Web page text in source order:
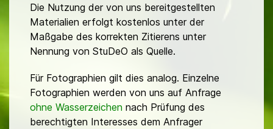
Die Nutzung der von uns bereitgestellten
Materialien erfolgt kostenlos unter der
Maßgabe des korrekten Zitierens unter
Nennung von StuDeO als Quelle.
Für Fotographien gilt dies analog. Einzelne
Fotographien werden von uns auf Anfrage
ohne Wasserzeichen nach Prüfung des
berechtigten Interesses dem Anfrager